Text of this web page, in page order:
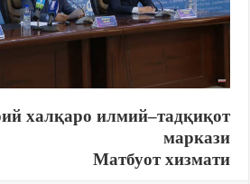
халқаро илмий–тадқиқот
маркази
Матбуот хизмати